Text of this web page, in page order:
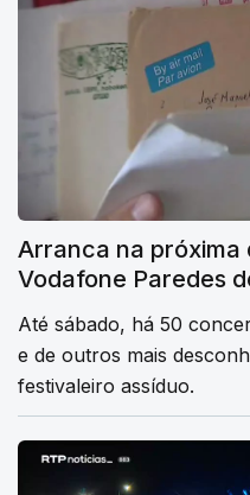
Arranca na próxima
Vodafone Paredes
Até sábado, há 50
e de outros mais
festivaleiro assíduo.